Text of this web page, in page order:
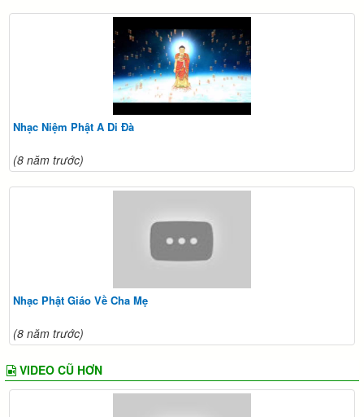
Nhạc Niệm Phật A Di Đà
(8 năm trước)
Nhạc Phật Giáo Về Cha Mẹ
(8 năm trước)
VIDEO CŨ HƠN